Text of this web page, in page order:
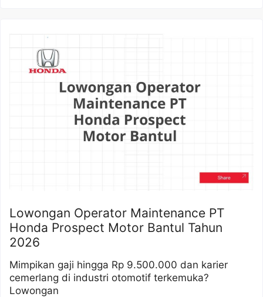
Lowongan Operator Maintenance PT
Honda Prospect Motor Bantul Tahun
2026
Mimpikan gaji hingga Rp 9.500.000 dan karier
cemerlang di industri otomotif terkemuka?
Lowongan